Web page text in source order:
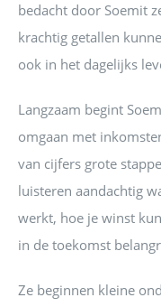
bedacht door Soemit
krachtig getallen
ook in het dagelijks
Langzaam begint
omgaan met
van cijfers grote
luisteren aandachtig
werkt, hoe je winst
in de toekomst
Ze beginnen kleine